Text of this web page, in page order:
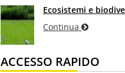
Ecosistemi e
Continua
ACCESSO RAPIDO